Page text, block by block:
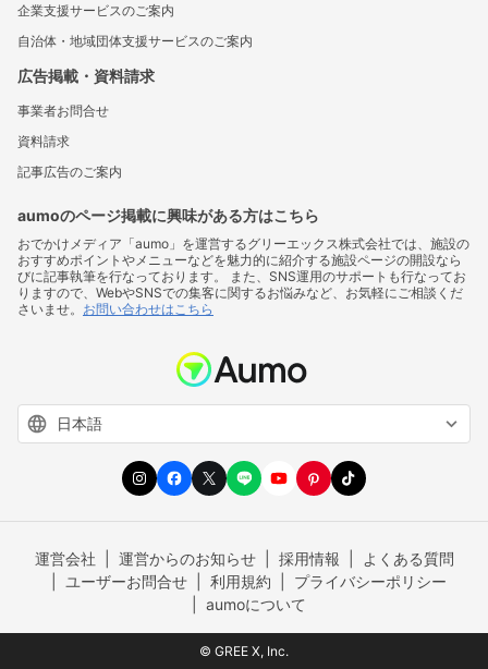
企業支援サービスのご案内
自治体・地域団体支援サービスのご案内
広告掲載・資料請求
事業者お問合せ
資料請求
記事広告のご案内
aumoのページ掲載に興味がある方はこちら
おでかけメディア「aumo」を運営するグリーエックス株式会社では、施設の
おすすめポイントやメニューなどを魅力的に紹介する施設ページの開設なら
びに記事執筆を行なっております。 また、SNS運用のサポートも行なってお
りますので、WebやSNSでの集客に関するお悩みなど、お気軽にご相談くだ
さいませ。 お問い合わせはこちら
運営会社 運営からのお知らせ 採用情報
よくある質問
ユーザーお問合せ
利用規約
プライバシーポリシー
aumoについて
© GREE X, Inc.